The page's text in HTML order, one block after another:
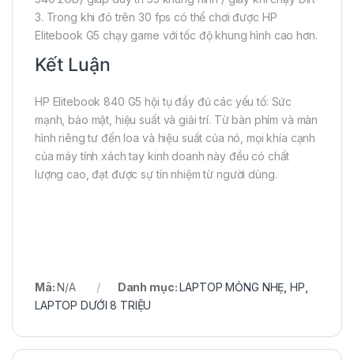
3. Trong khi đó trên 30 fps có thể chơi được HP
Elitebook G5 chạy game với tốc độ khung hình cao hơn.
Kết Luận
HP Elitebook 840 G5 hội tụ đầy đủ các yếu tố: Sức
mạnh, bảo mật, hiệu suất và giải trí. Từ bàn phím và màn
hình riêng tư đến loa và hiệu suất của nó, mọi khía cạnh
của máy tính xách tay kinh doanh này đều có chất
lượng cao, đạt được sự tín nhiệm từ người dùng.
Mã:N/A Danh mục:LAPTOP MỎNG NHẸ ,HP
LAPTOP DƯỚI 8 TRIỆU